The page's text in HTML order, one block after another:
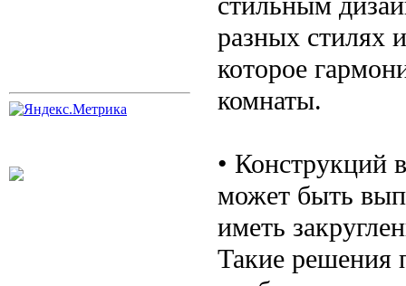
разных стилях
которое
комнаты.
• Конструкций
может быть
иметь
Такие решения